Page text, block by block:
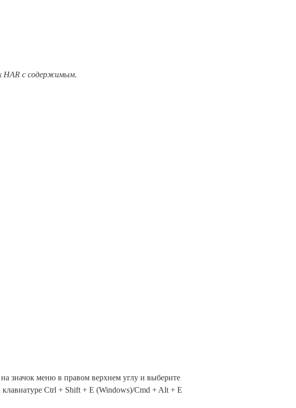
HAR с содержимым.
значок меню в правом верхнем углу и выберите
Ctrl + Shift + E (Windows)/Cmd + Alt + E